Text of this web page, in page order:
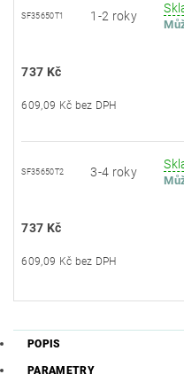
SF35650T1 1-2 roky
737 Kč
609,09 Kč bez DPH
SF35650T2 3-4 roky
737 Kč
609,09 Kč bez DPH
POPIS
PARAMETRY